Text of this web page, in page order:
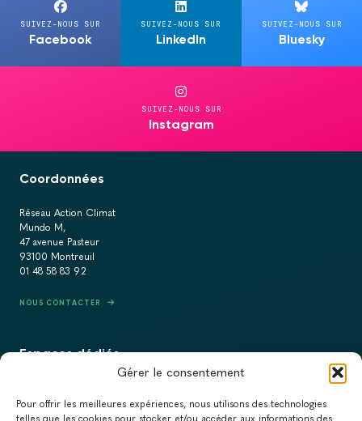
Gérer le consentement
Pour offrir les meilleures expériences, nous utilisons des technologies
telles que les cookies pour stocker et/ou accéder aux informations des
SUIVEZ-NOUS SUR
Facebook
SUIVEZ-NOUS SUR
LinkedIn
SUIVEZ-NOUS SUR
Bluesky
SUIVEZ-NOUS SUR
Instagram
Coordonnées
Réseau Action Climat
Mundo M,
47 avenue Pasteur
93100 Montreuil
01 48 58 83 92
NOUS CONTACTER
Espaces dédiés
RECRUTEMENT